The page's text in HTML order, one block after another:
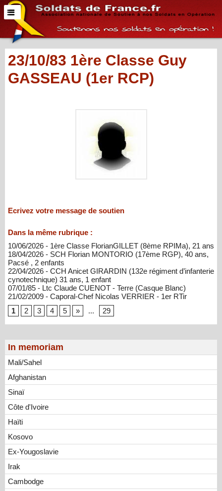
In memoriam
Mali/Sahel
Afghanistan
Sinaï
Côte d'Ivoire
Haïti
Kosovo
Ex-Yougoslavie
Irak
Cambodge
23/10/83 1ère Classe Guy
GASSEAU (1er RCP)
Ecrivez votre message de soutien
Dans la même rubrique :
10/06/2026 - 1ère Classe FlorianGILLET (8ème RPIMa), 21 ans
18/04/2026 - SCH Florian MONTORIO (17ème RGP), 40 ans,
Pacsé , 2 enfants
22/04/2026 - CCH Anicet GIRARDIN (132e régiment d’infanterie
cynotechnique) 31 ans, 1 enfant
07/01/85 - Ltc Claude CUENOT - Terre (Casque Blanc)
21/02/2009 - Caporal-Chef Nicolas VERRIER - 1er RTir
1
2 3 4 5 » ... 29